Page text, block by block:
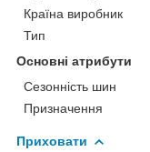
Країна виробник
Тип
Основні атрибути
Сезонність шин
Призначення
Приховати